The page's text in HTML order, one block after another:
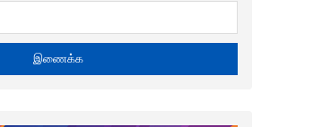
இணைக்க